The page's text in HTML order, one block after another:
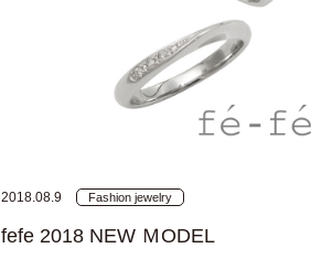
2018.08.9 Fashion jewelry
fefe 2018 NEW ＭODEL